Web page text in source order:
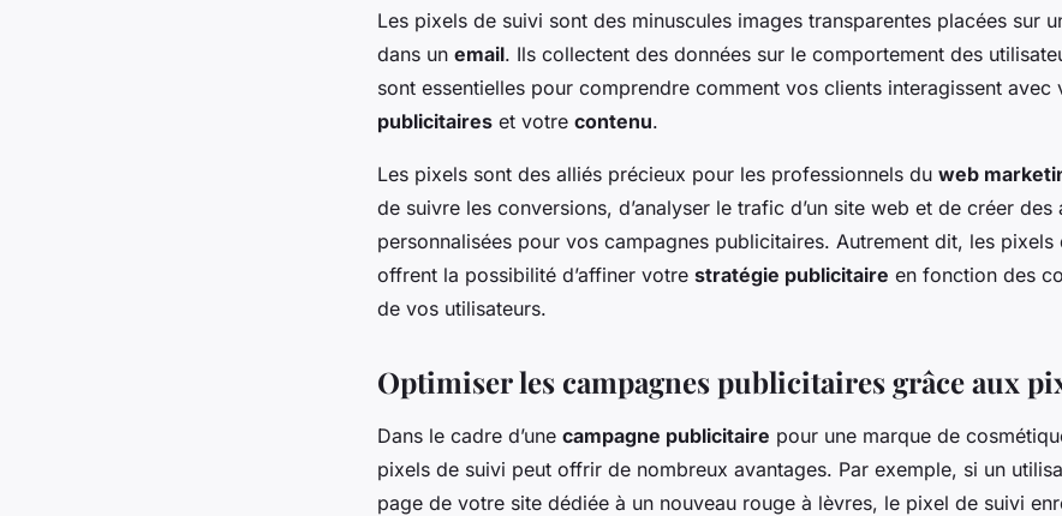
Les pixels de suivi sont des minuscules images transparentes placées sur
dans un email. Ils collectent des données sur le comportement des
sont essentielles pour comprendre comment vos clients interagissent avec
publicitaires et votre contenu.
Les pixels sont des alliés précieux pour les professionnels du web
de suivre les conversions, d’analyser le trafic d’un site web et de créer des
personnalisées pour vos campagnes publicitaires. Autrement dit, les pixels
offrent la possibilité d’affiner votre stratégie publicitaire en fonction des
de vos utilisateurs.
Optimiser les campagnes publicitaires grâce aux
Dans le cadre d’une campagne publicitaire pour une marque de
pixels de suivi peut offrir de nombreux avantages. Par exemple, si un
page de votre site dédiée à un nouveau rouge à lèvres, le pixel de suivi